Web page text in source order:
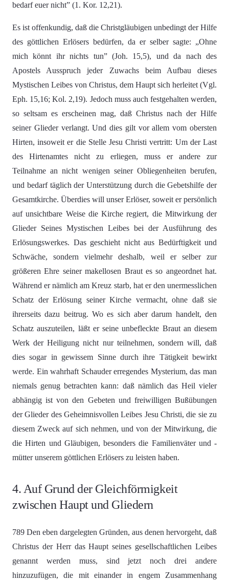
bedarf euer nicht” (1. Kor. 12,21).
Es ist offenkundig, daß die Christgläubigen unbedingt der Hilfe
des göttlichen Erlösers bedürfen, da er selber sagte: „Ohne
mich könnt ihr nichts tun” (Joh. 15,5), und da nach des
Apostels Ausspruch jeder Zuwachs beim Aufbau dieses
Mystischen Leibes von Christus, dem Haupt sich herleitet (Vgl.
Eph. 15,16; Kol. 2,19). Jedoch muss auch festgehalten werden,
so seltsam es erscheinen mag, daß Christus nach der Hilfe
seiner Glieder verlangt. Und dies gilt vor allem vom obersten
Hirten, insoweit er die Stelle Jesu Christi vertritt: Um der Last
des Hirtenamtes nicht zu erliegen, muss er andere zur
Teilnahme an nicht wenigen seiner Obliegenheiten berufen,
und bedarf täglich der Unterstützung durch die Gebetshilfe der
Gesamtkirche. Überdies will unser Erlöser, soweit er persönlich
auf unsichtbare Weise die Kirche regiert, die Mitwirkung der
Glieder Seines Mystischen Leibes bei der Ausführung des
Erlösungswerkes. Das geschieht nicht aus Bedürftigkeit und
Schwäche, sondern vielmehr deshalb, weil er selber zur
größeren Ehre seiner makellosen Braut es so angeordnet hat.
Während er nämlich am Kreuz starb, hat er den unermesslichen
Schatz der Erlösung seiner Kirche vermacht, ohne daß sie
ihrerseits dazu beitrug. Wo es sich aber darum handelt, den
Schatz auszuteilen, läßt er seine unbefleckte Braut an diesem
Werk der Heiligung nicht nur teilnehmen, sondern will, daß
dies sogar in gewissem Sinne durch ihre Tätigkeit bewirkt
werde. Ein wahrhaft Schauder erregendes Mysterium, das man
niemals genug betrachten kann: daß nämlich das Heil vieler
abhängig ist von den Gebeten und freiwilligen Bußübungen
der Glieder des Geheimnisvollen Leibes Jesu Christi, die sie zu
diesem Zweck auf sich nehmen, und von der Mitwirkung, die
die Hirten und Gläubigen, besonders die Familienväter und -
mütter unserem göttlichen Erlösers zu leisten haben.
4. Auf Grund der Gleichförmigkeit
zwischen Haupt und Gliedern
789 Den eben dargelegten Gründen, aus denen hervorgeht, daß
Christus der Herr das Haupt seines gesellschaftlichen Leibes
genannt werden muss, sind jetzt noch drei andere
hinzuzufügen, die mit einander in engem Zusammenhang